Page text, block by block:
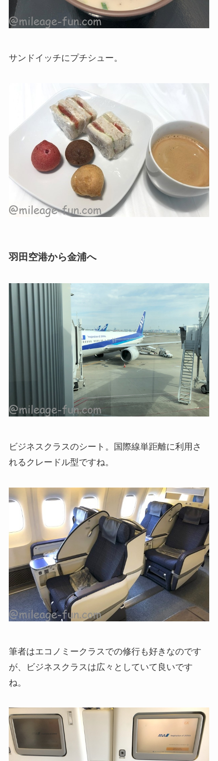
サンドイッチにプチシュー。
羽田空港から金浦へ
ビジネスクラスのシート。国際線単距離に利用さ
れるクレードル型ですね。
筆者はエコノミークラスでの修行も好きなのです
が、ビジネスクラスは広々としていて良いです
ね。